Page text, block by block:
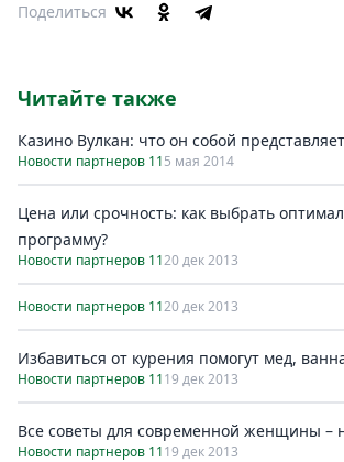
Поделиться
Читайте также
Казино Вулкан: что он собой представляет
Новости партнеров 115 мая 2014
Цена или срочность: как выбрать
программу?
Новости партнеров 1120 дек 2013
Новости партнеров 1120 дек 2013
Избавиться от курения помогут мед,
Новости партнеров 1119 дек 2013
Все советы для современной женщины –
Новости партнеров 1119 дек 2013